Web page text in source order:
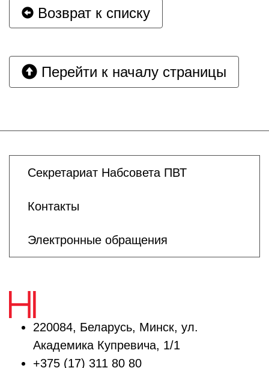
Возврат к списку
Перейти к началу страницы
Секретариат Набсовета ПВТ
Контакты
Электронные обращения
220084, Беларусь, Минск, ул.
Академика Купревича, 1/1
+375 (17) 311 80 80